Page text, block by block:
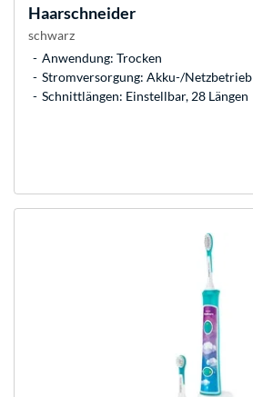
Haarschneider
schwarz
Anwendung: Trocken
Stromversorgung: Akku-/Netzbetrieb
Schnittlängen: Einstellbar, 28 Längen